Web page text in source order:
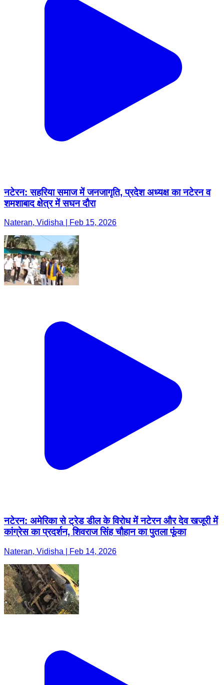
नटेरन: सहरिया समाज में जनजागृति, प्रदेश अध्यक्ष का नटेरन व
शमशाबाद क्षेत्र में सघन दौरा
Nateran, Vidisha | Feb 15, 2026
नटेरन: अमेरिका से ट्रेड डील के विरोध में नटेरन और देव खजूरी में
कांग्रेस का प्रदर्शन, शिवराज सिंह चौहान का पुतला फूंका
Nateran, Vidisha | Feb 14, 2026